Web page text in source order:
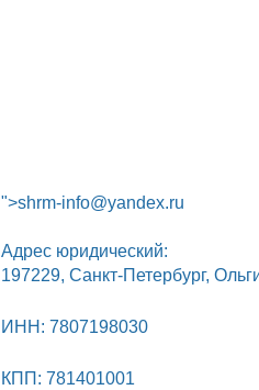
">shrm-info@yandex.ru
Адрес юридический:
197229, Санкт-Петербург,
ИНН: 7807198030
КПП: 781401001